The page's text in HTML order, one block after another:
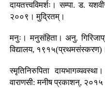
दायतत्त्वविमर्शः। सम्पा. ड.
२००९। मुद्रितम्।
मनुः। मनुसंहिता। अनु.
विद्यालय,
स्मृतिनिरुपिता
वाराणसी: मनीष प्रकाशन्,